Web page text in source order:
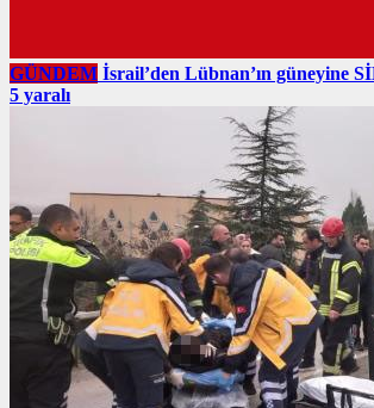
GÜNDEM İsrail’den Lübnan’ın güneyine
5 yaralı